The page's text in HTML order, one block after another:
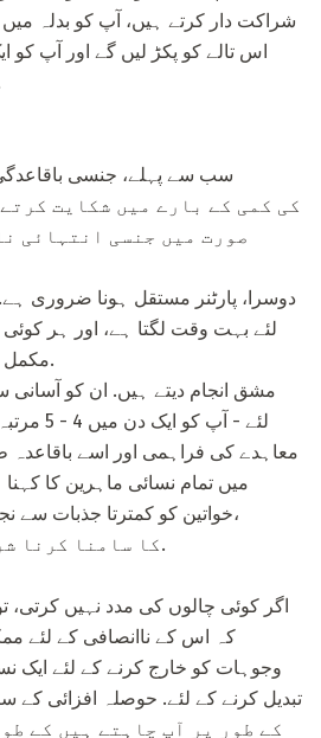
شراکت دار کرتے ہیں، آپ کو بدلہ
اس تالے کو پکڑ لیں گے اور آپ کو
سب سے پہلے، جنسی
صورت میں جنسی انتہائی
دوسرا، پارٹنر مستقل ہونا ضروری ہے.
لئے بہت وقت لگتا ہے، اور ہر
مکمل طور پر آزاد نہیں کرسکتا.
لئے - آپ
معاہدے کی فراہمی اور اسے باقاعدہ
میں تمام نسائی ماہرین کا
خواتین کو کمترتا جذبات سے
orgasms کا سامنا کرنا شروع ہوتا ہے.
اگر کوئی چالوں کی مدد نہیں
کہ اس کے ناانصافی کے لئے
وجوہات کو خارج کرنے کے لئے ایک
تبدیل کرنے کے لئے. حوصلہ افزائی کے